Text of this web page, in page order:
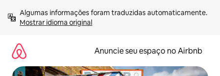
para
Mostrar idioma original
Anuncie seu espaço no Airbnb